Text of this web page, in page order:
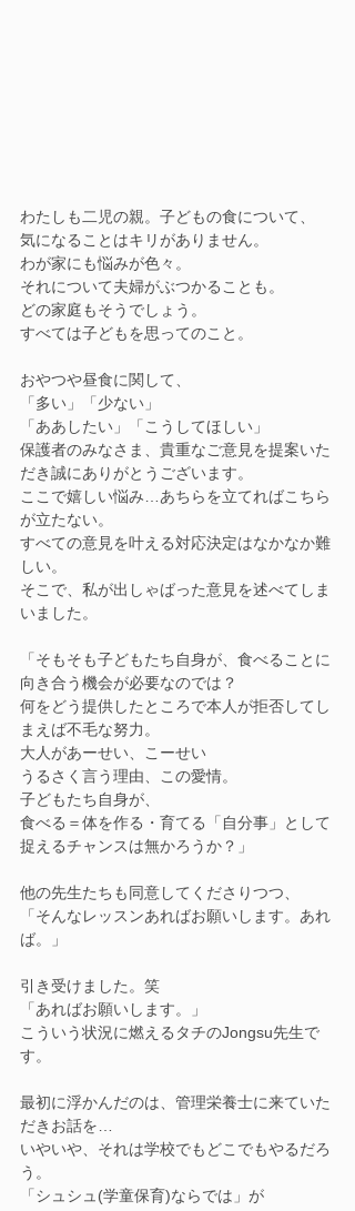
わたしも二児の親。子どもの食について、
気になることはキリがありません。
わが家にも悩みが色々。
それについて夫婦がぶつかることも。
どの家庭もそうでしょう。
すべては子どもを思ってのこと。
おやつや昼食に関して、
「多い」「少ない」
「ああしたい」「こうしてほしい」
保護者のみなさま、貴重なご意見を提案いた
だき誠にありがとうございます。
ここで嬉しい悩み…あちらを立てればこちら
が立たない。
すべての意見を叶える対応決定はなかなか難
しい。
そこで、私が出しゃばった意見を述べてしま
いました。
「そもそも子どもたち自身が、食べることに
向き合う機会が必要なのでは？
何をどう提供したところで本人が拒否してし
まえば不毛な努力。
大人があーせい、こーせい
うるさく言う理由、この愛情。
子どもたち自身が、
食べる＝体を作る・育てる「自分事」として
捉えるチャンスは無かろうか？」
他の先生たちも同意してくださりつつ、
「そんなレッスンあればお願いします。あれ
ば。」
引き受けました。笑
「あればお願いします。」
こういう状況に燃えるタチのJongsu先生で
す。
最初に浮かんだのは、管理栄養士に来ていた
だきお話を…
いやいや、それは学校でもどこでもやるだろ
う。
「シュシュ(学童保育)ならでは」が